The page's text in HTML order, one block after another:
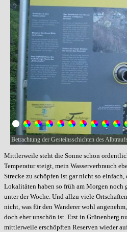
Betrachtung der Gesteinsschichten des
Mittlerweile steht die Sonne schon
Temperatur steigt, mein Wasserverbrauch
Strecke zu schöpfen ist gar nicht so
Lokalitäten haben so früh am Morgen
unter der Woche. Und allzu viele
nicht, was für den Wanderer wohl
doch eher unschön ist. Erst in Grünenberg
mittlerweile erschöpften Reserven wieder